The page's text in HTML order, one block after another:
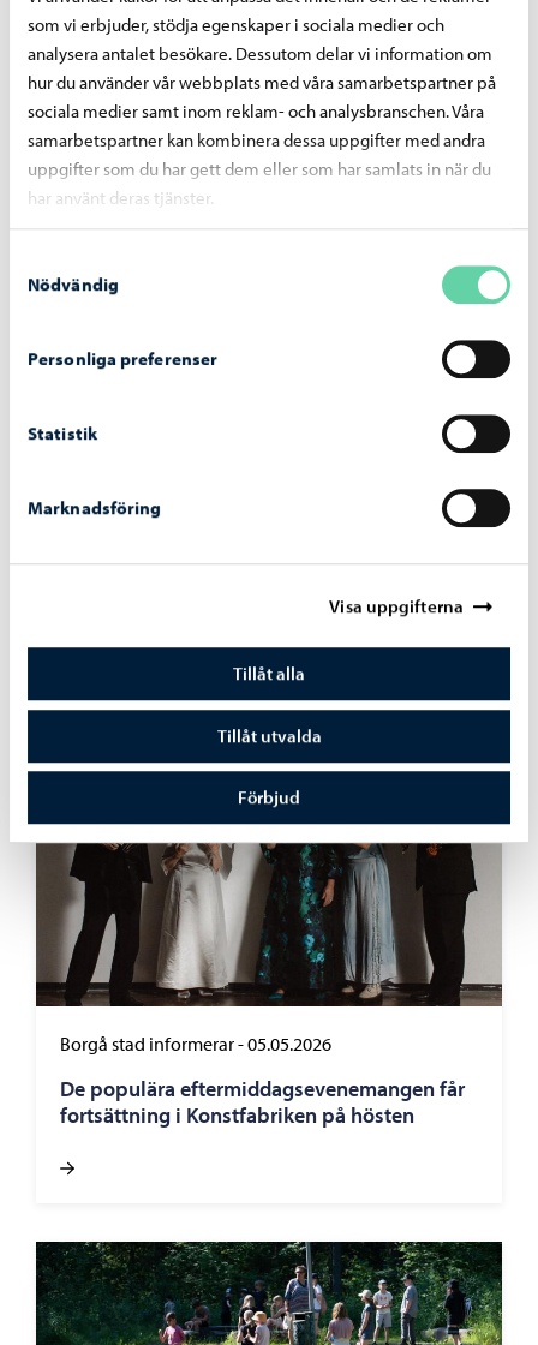
som vi erbjuder, stödja egenskaper i sociala medier och
analysera antalet besökare. Dessutom delar vi information om
hur du använder vår webbplats med våra samarbetspartner på
sociala medier samt inom reklam- och analysbranschen. Våra
samarbetspartner kan kombinera dessa uppgifter med andra
uppgifter som du har gett dem eller som har samlats in när du
har använt deras tjänster.
Nödvändig
Personliga preferenser
Statistik
Marknadsföring
Visa uppgifterna
Tillåt alla
Tillåt utvalda
Förbjud
Kultur-15.06.2026
Förvalsjuryn för barnlitteraturpriset
Runeberg Junior inleder sitt arbete och tar
emot böcker för evaluering
Borgå stad informerar-05.05.2026
De populära eftermiddagsevenemangen får
fortsättning i Konstfabriken på hösten